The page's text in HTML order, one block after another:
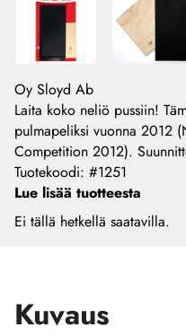
Oy Sloyd Ab
Laita koko neliö pussiin!
pulmapeliksi vuonna 2012
Competition 2012).
Tuotekoodi: #1251
Lue lisää tuotteesta
Ei tällä hetkellä saatavilla.
Kuvaus